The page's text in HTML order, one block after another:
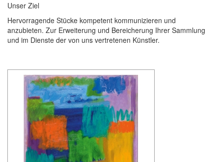
Unser Ziel
Hervorragende Stücke kompetent kommunizieren und
anzubieten. Zur Erweiterung und Bereicherung Ihrer Sammlung
und im Dienste der von uns vertretenen Künstler.